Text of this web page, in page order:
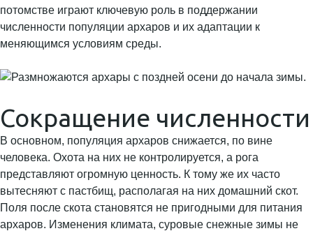
потомстве играют ключевую роль в поддержании
численности популяции архаров и их адаптации к
меняющимся условиям среды.
Сокращение численности
В основном, популяция архаров снижается, по вине
человека. Охота на них не контролируется, а рога
представляют огромную ценность. К тому же их часто
вытесняют с пастбищ, располагая на них домашний скот.
Поля после скота становятся не пригодными для питания
архаров. Изменения климата, суровые снежные зимы не